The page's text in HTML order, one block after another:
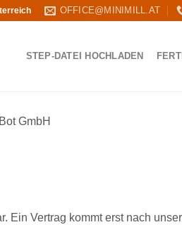
OFFICE@MINIMILL.AT
STEP-DATEI HOCHLADEN
GmbH
Ein Vertrag kommt erst nach